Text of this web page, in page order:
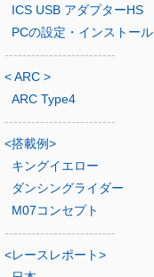
ICS USB アダプターHS
PCの設定・インストール
-------------------------
< ARC >
ARC Type4
-------------------------
<搭載例>
キングイエロー
ダンシングライダー
M07コンセプト
-------------------------
<レースレポート>